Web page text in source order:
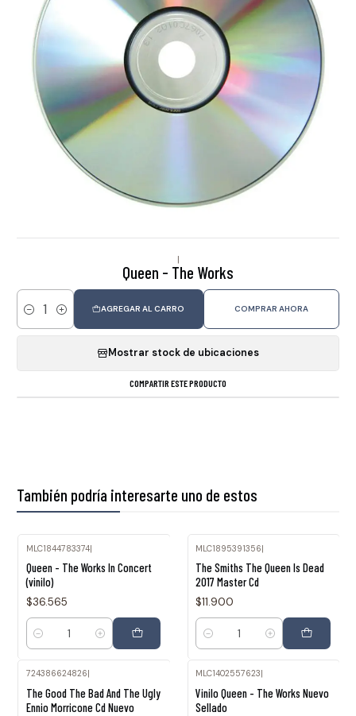
|
Queen - The Works
Cantidad
AGREGAR AL CARRO COMPRAR AHORA
Mostrar stock de ubicaciones
COMPARTIR ESTE PRODUCTO
También podría interesarte uno de estos
MLC1844783374|
Queen - The Works In Concert
(vinilo)
$36.565
Cantidad
MLC1895391356|
The Smiths The Queen Is Dead
2017 Master Cd
$11.900
Cantidad
724386624826
The Good The Bad And The Ugly
Ennio Morricone Cd Nuevo
MLC1402557623
Vinilo Queen - The Works Nuevo
Sellado